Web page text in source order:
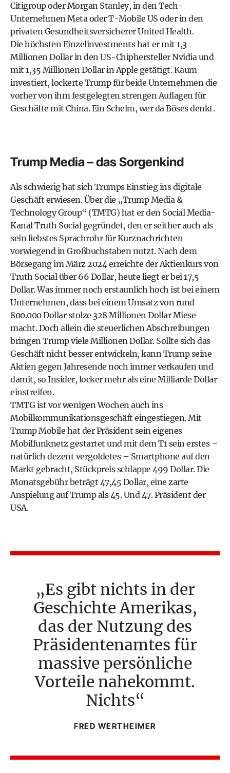
Citigroup oder Morgan Stanley, in den Tech-
Unternehmen Meta oder T-Mobile US oder in den
privaten Gesundheitsversicherer United Health.
Die höchsten Einzelinvestments hat er mit 1,3
Millionen Dollar in den US-Chiphersteller Nvidia und
mit 1,35 Millionen Dollar in Apple getätigt. Kaum
investiert, lockerte Trump für beide Unternehmen die
vorher von ihm festgelegten strengen Auflagen für
Geschäfte mit China. Ein Schelm, wer da Böses denkt.
Trump Media – das Sorgenkind
Als schwierig hat sich Trumps Einstieg ins digitale
Geschäft erwiesen. Über die „Trump Media &
Technology Group“ (TMTG) hat er den Social Media-
Kanal Truth Social gegründet, den er seither auch als
sein liebstes Sprachrohr für Kurznachrichten
vorwiegend in Großbuchstaben nutzt. Nach dem
Börsegang im März 2024 erreichte der Aktienkurs von
Truth Social über 66 Dollar, heute liegt er bei 17,5
Dollar. Was immer noch erstaunlich hoch ist bei einem
Unternehmen, dass bei einem Umsatz von rund
800.000 Dollar stolze 328 Millionen Dollar Miese
macht. Doch allein die steuerlichen Abschreibungen
bringen Trump viele Millionen Dollar. Sollte sich das
Geschäft nicht besser entwickeln, kann Trump seine
Aktien gegen Jahresende noch immer verkaufen und
damit, so Insider, locker mehr als eine Milliarde Dollar
einstreifen.
TMTG ist vor wenigen Wochen auch ins
Mobilkommunikationsgeschäft eingestiegen. Mit
Trump Mobile hat der Präsident sein eigenes
Mobilfunknetz gestartet und mit dem T1 sein erstes –
natürlich dezent vergoldetes – Smartphone auf den
Markt gebracht, Stückpreis schlappe 499 Dollar. Die
Monatsgebühr beträgt 47,45 Dollar, eine zarte
Anspielung auf Trump als 45. Und 47. Präsident der
USA.
Es gibt nichts in der
Geschichte Amerikas,
das der Nutzung des
Präsidentenamtes für
massive persönliche
Vorteile nahekommt.
Nichts
FRED WERTHEIMER